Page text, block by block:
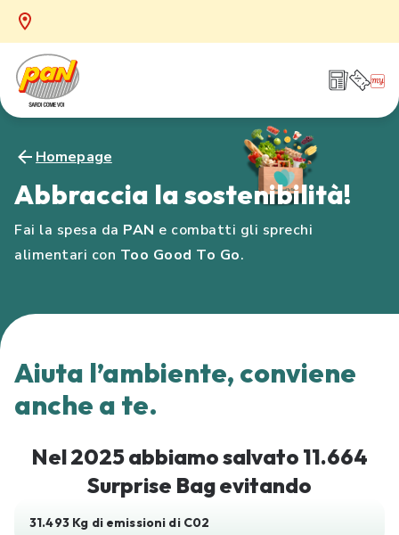
Homepage
Abbraccia la sostenibilità!
Fai la spesa da PAN e combatti gli sprechi
alimentari con Too Good To Go.
Aiuta l’ambiente, conviene
anche a te.
Nel 2025 abbiamo salvato 11.664
Surprise Bag evitando
31.493 Kg di emissioni di C02